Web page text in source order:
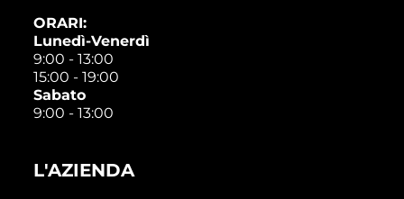
ORARI:
Lunedì-Venerdì
9:00 - 13:00
15:00 - 19:00
Sabato
9:00 - 13:00
L'AZIENDA